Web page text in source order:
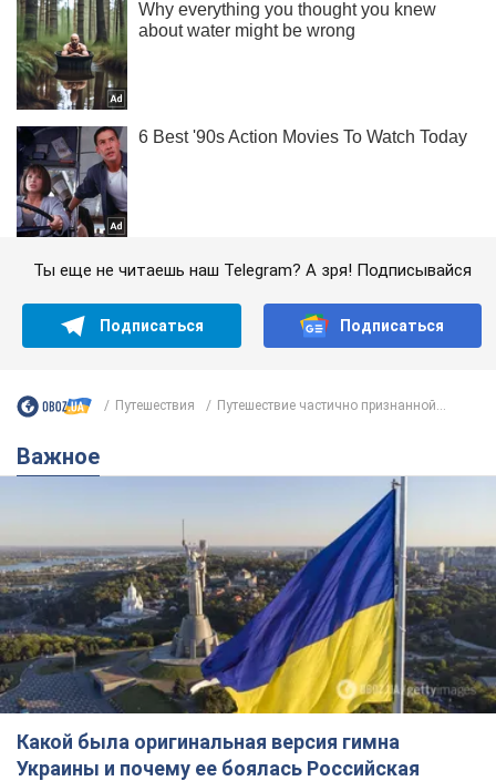
Ты еще не читаешь наш Telegram? А зря! Подписывайся
Подписаться Подписаться
Путешествия Путешествие частично признанной...
Важное
Какой была оригинальная версия гимна
Украины и почему ее боялась Российская